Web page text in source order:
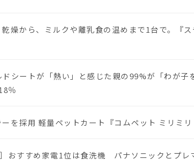
燥から、ミルクや離乳食の温めまで1台で。『
シートが「熱い」と感じた親の99%が「わが子
％
を採用 軽量ペットカート『コムペット ミリミ
おすすめ家電1位は食洗機 パナソニックとプ